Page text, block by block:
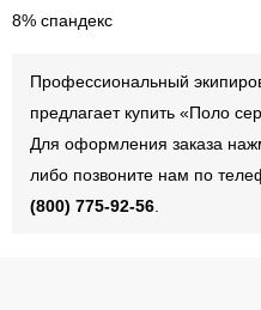
8% спандекс
Профессиональный
предлагает купить «Поло
Для оформления заказа
либо позвоните нам по
(800) 775-92-56